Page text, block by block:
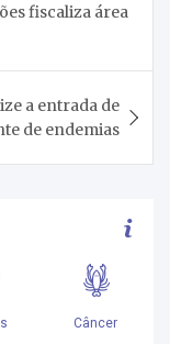
fiscaliza área
a entrada de
de endemias